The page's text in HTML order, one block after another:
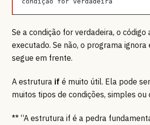
Se a condição for verdadeira, o código
executado. Se não, o programa ignora
segue em frente.
A estrutura if é muito útil. Ela pode
muitos tipos de condições, simples ou
** “A estrutura if é a pedra